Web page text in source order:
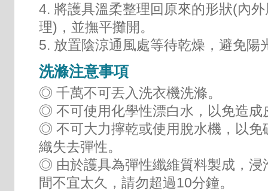
4. 將護具溫柔整理回原來的形狀(內
理)，並撫平攤開。
5. 放置陰涼通風處等待乾燥，避免陽
洗滌注意事項
◎ 千萬不可丟入洗衣機洗滌。
◎ 不可使用化學性漂白水，以免造成
◎ 不可大力擰乾或使用脫水機，以免
織失去彈性。
◎ 由於護具為彈性纖維質料製成，浸
間不宜太久，請勿超過10分鐘。